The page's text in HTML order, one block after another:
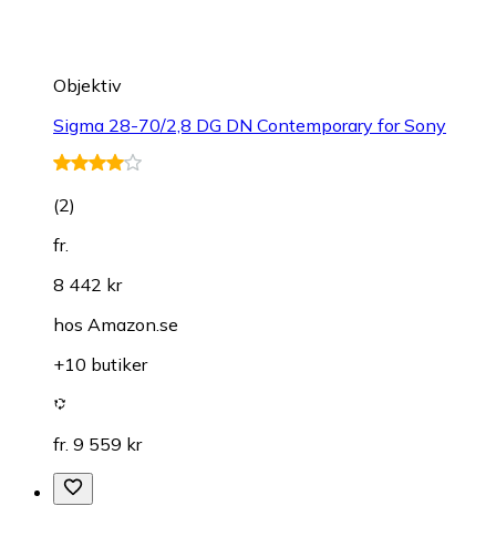
Objektiv
Sigma 28-70/2,8 DG DN Contemporary for Sony
(2)
fr.
8 442 kr
hos Amazon.se
+10 butiker
fr. 9 559 kr